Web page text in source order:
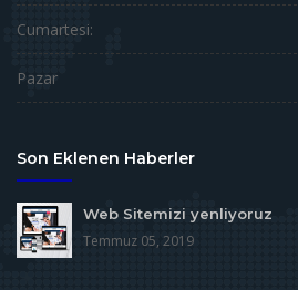
Cumartesi:
Pazar
Son Eklenen Haberler
Web Sitemizi yenliyoruz
Temmuz 05, 2019